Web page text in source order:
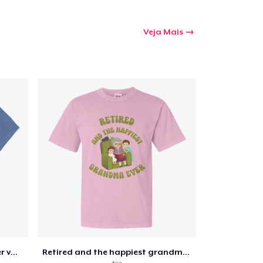
Veja Mais
Retirement 365 days of summer vacation Retired and the happiest grandma ever